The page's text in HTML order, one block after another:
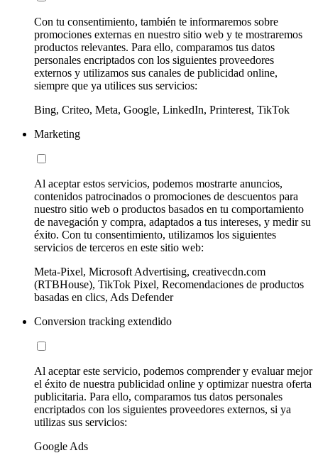
Con tu consentimiento, también te informaremos sobre
promociones externas en nuestro sitio web y te mostraremos
productos relevantes. Para ello, comparamos tus datos
personales encriptados con los siguientes proveedores
externos y utilizamos sus canales de publicidad online,
siempre que ya utilices sus servicios:
Bing, Criteo, Meta, Google, LinkedIn, Printerest, TikTok
Marketing
Al aceptar estos servicios, podemos mostrarte anuncios,
contenidos patrocinados o promociones de descuentos para
nuestro sitio web o productos basados en tu comportamiento
de navegación y compra, adaptados a tus intereses, y medir su
éxito. Con tu consentimiento, utilizamos los siguientes
servicios de terceros en este sitio web:
Meta-Pixel, Microsoft Advertising, creativecdn.com
(RTBHouse), TikTok Pixel, Recomendaciones de productos
basadas en clics, Ads Defender
Conversion tracking extendido
Al aceptar este servicio, podemos comprender y evaluar mejor
el éxito de nuestra publicidad online y optimizar nuestra oferta
publicitaria. Para ello, comparamos tus datos personales
encriptados con los siguientes proveedores externos, si ya
utilizas sus servicios:
Google Ads